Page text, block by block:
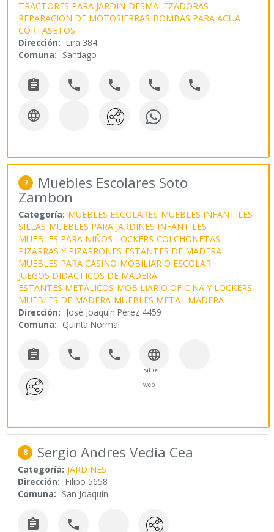
TRACTORES PARA JARDIN DESMALEZADORAS
REPARACION DE MOTOSIERRAS BOMBAS PARA AGUA
CORTASETOS
Dirección: Lira 384
Comuna: Santiago
    

7 Muebles Escolares Soto
Zambon
Categoría: MUEBLES ESCOLARES MUEBLES INFANTILES
SILLAS MUEBLES PARA JARDINES INFANTILES
MUEBLES PARA NIÑOS LOCKERS COLCHONETAS
PIZARRAS Y PIZARRONES ESTANTES DE MADERA
MUEBLES PARA CASINO MOBILIARIO ESCOLAR
JUEGOS DIDACTICOS DE MADERA
ESTANTES METALICOS MOBILIARIO OFICINA Y LOCKERS
MUEBLES DE MADERA MUEBLES METAL MADERA
Dirección: José Joaquín Pérez 4459
Comuna: Quinta Normal
   
Sitios
web
8 Sergio Andres Vedia Cea
Categoría: JARDINES
Dirección: Filipo 5658
Comuna: San Joaquín
 